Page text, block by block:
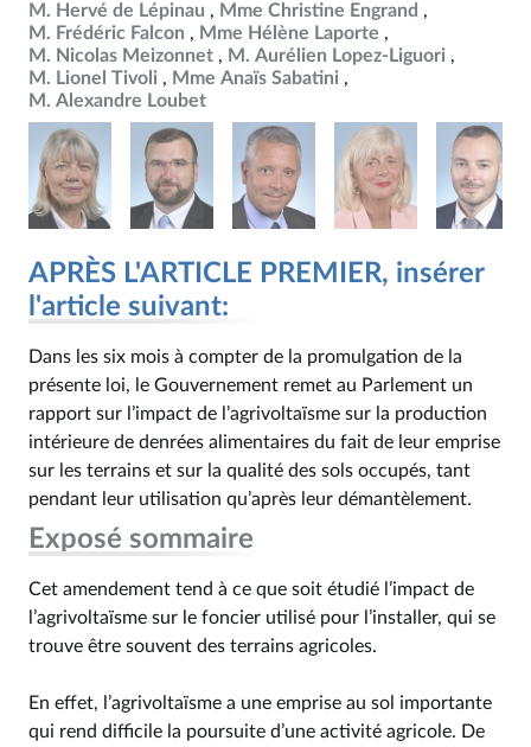
M. Hervé de Lépinau
Mme Christine Engrand
M. Frédéric Falcon
Mme Hélène Laporte
M. Nicolas Meizonnet
M. Aurélien Lopez-Liguori
M. Lionel Tivoli
Mme Anaïs Sabatini
M. Alexandre Loubet
APRÈS L'ARTICLE PREMIER, insérer
l'article suivant:
Dans les six mois à compter de la promulgation de la
présente loi, le Gouvernement remet au Parlement un
rapport sur l’impact de l’agrivoltaïsme sur la production
intérieure de denrées alimentaires du fait de leur emprise
sur les terrains et sur la qualité des sols occupés, tant
pendant leur utilisation qu’après leur démantèlement.
Exposé sommaire
Cet amendement tend à ce que soit étudié l’impact de
l’agrivoltaïsme sur le foncier utilisé pour l’installer, qui se
trouve être souvent des terrains agricoles.
En effet, l’agrivoltaïsme a une emprise au sol importante
qui rend difficile la poursuite d’une activité agricole. De